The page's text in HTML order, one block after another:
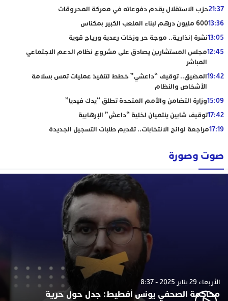
21:37حزب الاستقلال يقدم دفوعاته في معركة المحروقات
13:36600 مليون درهم لبناء الملعب الكبير بمكناس
13:05نشرة إنذارية.. موجة حر وزخات رعدية ورياح قوية
12:45مجلس المستشارين يصادق على مشروع نظام الدعم الاجتماعي
المباشر
19:42المضيق.. توقيف “داعشي” خطط لتنفيذ عمليات تمس بسلامة
الأشخاص والنظام
15:09وزارة التضامن والأمم المتحدة تطلق “يدك فيديا”
17:42توقيف شابين ينتميان لخلية “داعش” الإرهابية
17:19مراجعة لوائح الانتخابات.. تقديم طلبات التسجيل الجديدة
صوت وصورة
الأربعاء 29 يناير 2025 - 8:37
محاكمة الصحفي يونس أفطيط: جدل حول حرية